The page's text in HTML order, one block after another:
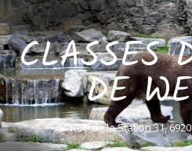
CLASSES
DE
Rue de la Station 31,